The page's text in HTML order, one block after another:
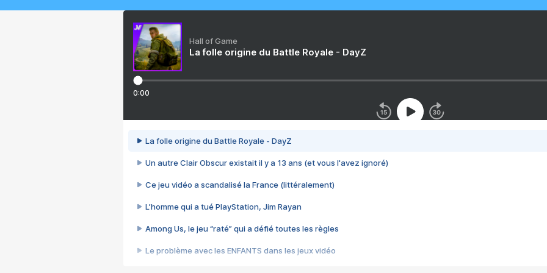
Hall of Game
La folle origine du Battle Royale - DayZ
0:00
La folle origine du Battle Royale - DayZ
Un autre Clair Obscur existait il y a 13 ans (et vous l'avez ignoré)
Ce jeu vidéo a scandalisé la France (littéralement)
L’homme qui a tué PlayStation, Jim Rayan
Among Us, le jeu “raté” qui a défié toutes les règles
Le problème avec les ENFANTS dans les jeux vidéo